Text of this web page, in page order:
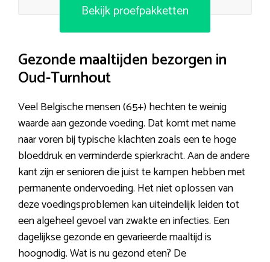
Bekijk proefpakketten
Gezonde maaltijden bezorgen in
Oud-Turnhout
Veel Belgische mensen (65+) hechten te weinig
waarde aan gezonde voeding. Dat komt met name
naar voren bij typische klachten zoals een te hoge
bloeddruk en verminderde spierkracht. Aan de andere
kant zijn er senioren die juist te kampen hebben met
permanente ondervoeding. Het niet oplossen van
deze voedingsproblemen kan uiteindelijk leiden tot
een algeheel gevoel van zwakte en infecties. Een
dagelijkse gezonde en gevarieerde maaltijd is
hoognodig. Wat is nu gezond eten? De